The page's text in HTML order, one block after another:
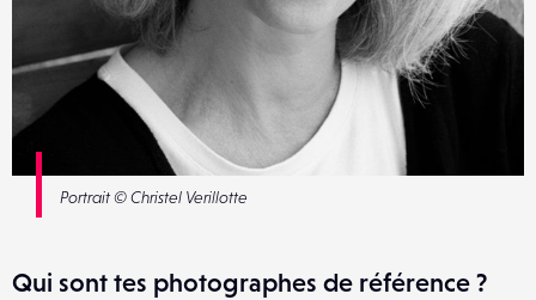
Portrait ©Christel Verillotte
Qui sont tes photographes de référence ?